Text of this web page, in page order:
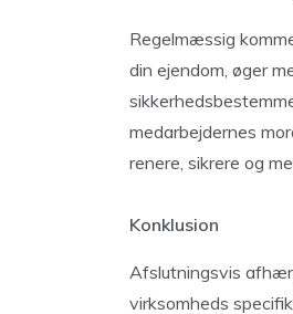
Regelmæssig
din ejendom, øger
medarbejdernes
renere, sikrere og
Konklusion
Afslutningsvis
virksomheds